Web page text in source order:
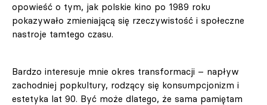
opowieść o tym, jak polskie kino po 1989 roku
pokazywało zmieniającą się rzeczywistość i społeczne
nastroje tamtego czasu.
Bardzo interesuje mnie okres transformacji – napływ
zachodniej popkultury, rodzący się konsumpcjonizm i
estetyka lat 90. Być może dlatego, że sama pamiętam